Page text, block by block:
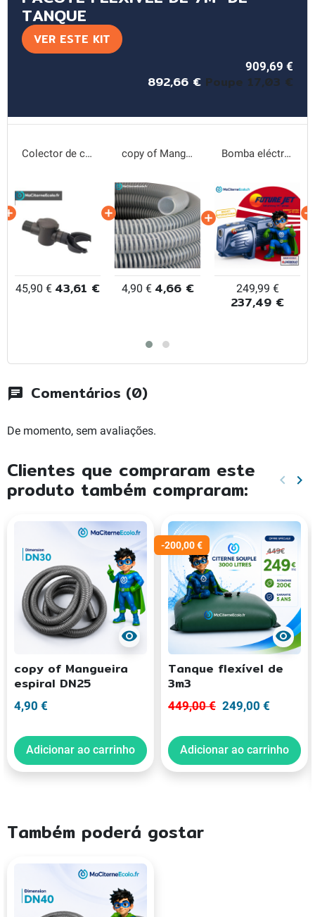
TANQUE
VER ESTE KIT
909,69 €
892,66 € Poupe 17,03 €
Colector de caleiras
45,90 € 43,61 €
copy of Mangueira espiral DN25
4,90 € 4,66 €
Bomba eléctrica Future Jet
249,99 €
237,49 €
chat Comentários (0)
De momento, sem avaliações.
Clientes que compraram este
produto também compraram: keyboard_arrow_left keyboard_arrow_right
visibility
copy of Mangueira
espiral DN25
4,90 €
Adicionar ao carrinho
-200,00 €
visibility
Tanque flexível de
3m3
449,00 € 249,00 €
Adicionar ao carrinho
Também poderá gostar